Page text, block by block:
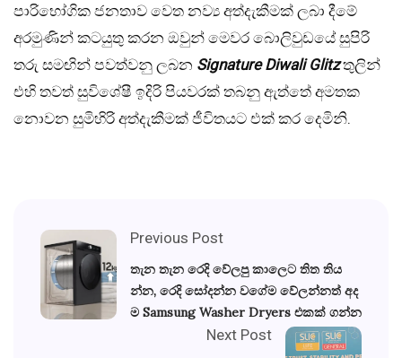
පාරිභෝගික ජනතාව වෙත නව්‍ය අත්දැකීමක් ලබා දීමේ
අරමුණින් කටයුතු කරන ඔවුන් මෙවර බොලිවුඩයේ සුපිරි
තරු සමඟින් පවත්වනු ලබන Signature Diwali Glitzතුලින්
එහි තවත් සුවිශේෂී ඉදිරි පියවරක් තබනු ඇත්තේ අමතක
නොවන සුමිහිරි අත්දැකීමක් ජීවිතයට එක් කර දෙමිනි.
Previous Post
තැන තැන රෙදි වේලපු කාලෙට තිත තිය
න්න, රෙදි සෝදන්න වගේම වේලන්නත් අද
ම Samsung Washer Dryers එකක් ගන්න
Next Post